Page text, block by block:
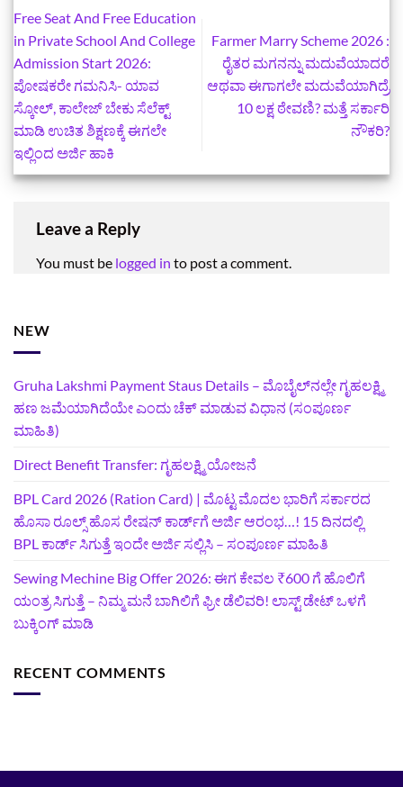
Free Seat And Free Education
in Private School And College
Admission Start 2026:
ಪೋಷಕರೇ ಗಮನಿಸಿ- ಯಾವ
ಸ್ಕೋಲ್‌, ಕಾಲೇಜ್‌ ಬೇಕು ಸೆಲೆಕ್ಟ್‌
ಮಾಡಿ ಉಚಿತ ಶಿಕ್ಷಣಕ್ಕೆ ಈಗಲೇ
ಇಲ್ಲಿಂದ ಅರ್ಜಿ ಹಾಕಿ
Farmer Marry Scheme 2026 :
ರೈತರ ಮಗನನ್ನು ಮದುವೆಯಾದರೆ
ಆಥವಾ ಈಗಾಗಲೇ ಮದುವೆಯಾಗಿದ್ರೆ
10 ಲಕ್ಷ ಠೇವಣಿ? ಮತ್ತೆ ಸರ್ಕಾರಿ
ನೌಕರಿ?
Leave a Reply
You must be logged in to post a comment.
NEW
Gruha Lakshmi Payment Staus Details – ಮೊಬೈಲ್‌ನಲ್ಲೇ ಗೃಹಲಕ್ಷ್ಮಿ
ಹಣ ಜಮೆಯಾಗಿದೆಯೇ ಎಂದು ಚೆಕ್ ಮಾಡುವ ವಿಧಾನ (ಸಂಪೂರ್ಣ
ಮಾಹಿತಿ)
Direct Benefit Transfer: ಗೃಹಲಕ್ಷ್ಮಿ ಯೋಜನೆ
BPL Card 2026 (Ration Card) | ಮೊಟ್ಟ ಮೊದಲ ಭಾರಿಗೆ ಸರ್ಕಾರದ
ಹೊಸಾ ರೂಲ್ಸ್ ಹೊಸ ರೇಷನ್ ಕಾರ್ಡ್‌ಗೆ ಅರ್ಜಿ ಆರಂಭ…! 15 ದಿನದಲ್ಲಿ
BPL ಕಾರ್ಡ್ ಸಿಗುತ್ತೆ ಇಂದೇ ಅರ್ಜಿ ಸಲ್ಲಿಸಿ – ಸಂಪೂರ್ಣ ಮಾಹಿತಿ
Sewing Mechine Big Offer 2026: ಈಗ ಕೇವಲ ₹600 ಗೆ ಹೊಲಿಗೆ
ಯಂತ್ರ ಸಿಗುತ್ತೆ – ನಿಮ್ಮ ಮನೆ ಬಾಗಿಲಿಗೆ‍ ಫ್ರೀ ಡೆಲಿವರಿ! ಲಾಸ್ಟ್‌ ಡೇಟ್‌ ಒಳಗೆ
ಬುಕ್ಕಿಂಗ್‌ ಮಾಡಿ
RECENT COMMENTS